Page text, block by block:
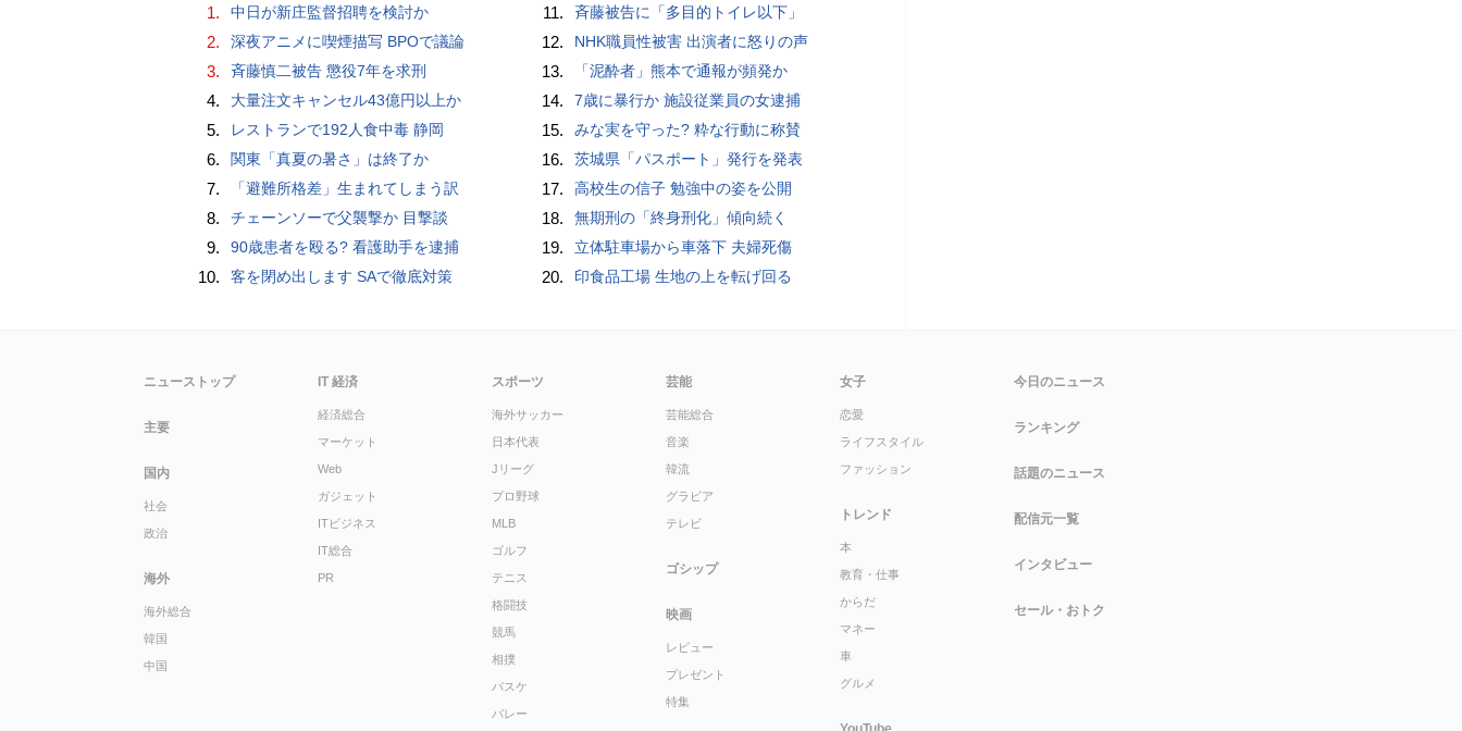
1. 中日が新庄監督招聘を検討か
2. 深夜アニメに喫煙描写 BPOで議論
3. 斉藤慎二被告 懲役7年を求刑
4. 大量注文キャンセル43億円以上か
5. レストランで192人食中毒 静岡
6. 関東「真夏の暑さ」は終了か
7. 「避難所格差」生まれてしまう訳
8. チェーンソーで父襲撃か 目撃談
9. 90歳患者を殴る? 看護助手を逮捕
10. 客を閉め出します SAで徹底対策
11. 斉藤被告に「多目的トイレ以下」
12. NHK職員性被害 出演者に怒りの声
13. 「泥酔者」熊本で通報が頻発か
14. 7歳に暴行か 施設従業員の女逮捕
15. みな実を守った? 粋な行動に称賛
16. 茨城県「パスポート」発行を発表
17. 高校生の信子 勉強中の姿を公開
18. 無期刑の「終身刑化」傾向続く
19. 立体駐車場から車落下 夫婦死傷
20. 印食品工場 生地の上を転げ回る
ニューストップ
主要
国内
社会
政治
海外
海外総合
韓国
中国
IT 経済
経済総合
マーケット
Web
ガジェット
ITビジネス
IT総合
PR
スポーツ
海外サッカー
日本代表
Jリーグ
プロ野球
MLB
ゴルフ
テニス
格闘技
競馬
相撲
バスケ
バレー
芸能
芸能総合
音楽
韓流
グラビア
テレビ
ゴシップ
映画
レビュー
プレゼント
特集
女子
恋愛
ライフスタイル
ファッション
トレンド
本
教育・仕事
からだ
マネー
車
グルメ
今日のニュース
ランキング
話題のニュース
配信元一覧
インタビュー
セール・おトク